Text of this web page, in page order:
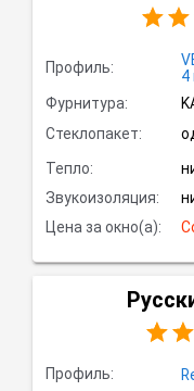
Профиль:
4
Фурнитура:
Стеклопакет:
Тепло:
Звукоизоляция:
Цена за окно(а):
Профиль: